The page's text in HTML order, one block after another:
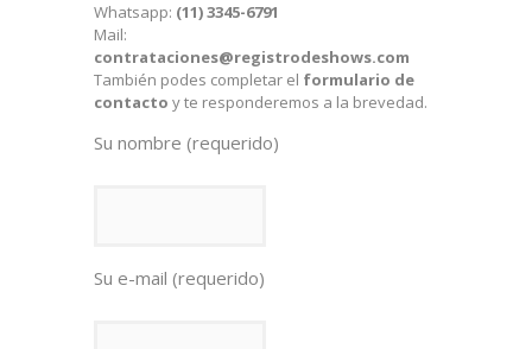
Whatsapp: (11) 3345-6791
Mail:
contrataciones@registrodeshows.com
También podes completar el formulario de
contacto y te responderemos a la brevedad.
Su nombre (requerido)
Su e-mail (requerido)